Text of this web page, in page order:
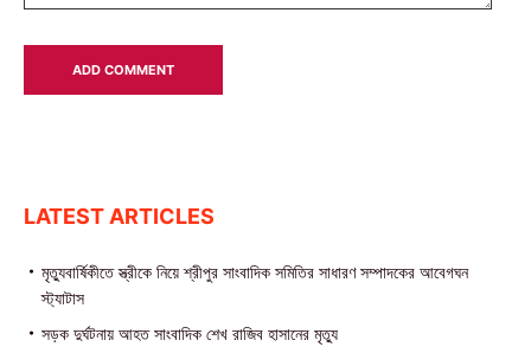
LATEST ARTICLES
মৃত্যুবার্ষিকীতে স্ত্রীকে নিয়ে শ্রীপুর সাংবাদিক সমিতির সাধারণ সম্পাদকের আবেগঘন
স্ট্যাটাস
সড়ক দুর্ঘটনায় আহত সাংবাদিক শেখ রাজিব হাসানের মৃত্যু